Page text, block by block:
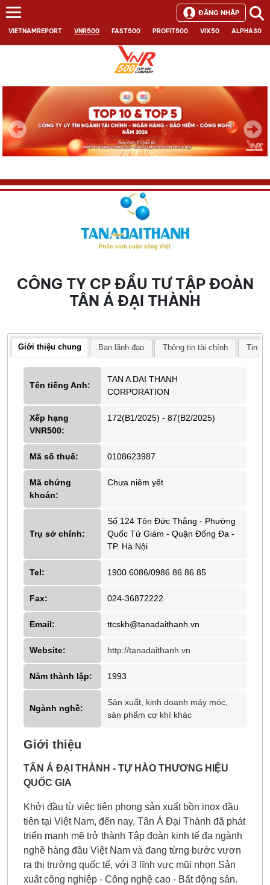
VIETNAMREPORT VNR500 FAST500 PROFIT500 VIX50 ALPHA30
ĐĂNG NHẬP
Next
CÔNG TY CP ĐẦU TƯ TẬP ĐOÀN
TÂN Á ĐẠI THÀNH
Giới thiệu chung Ban lãnh đạo Thông tin tài chính Tin
Tên tiếng Anh:
TAN A DAI THANH
CORPORATION
Xếp hạng
VNR500:
172(B1/2025) - 87(B2/2025)
Mã số thuế: 0108623987
Mã chứng
khoán:
Chưa niêm yết
Trụ sở chính:
Số 124 Tôn Đức Thắng - Phường
Quốc Tử Giám - Quận Đống Đa -
TP. Hà Nội
Tel: 1900 6086/0986 86 86 85
Fax: 024-36872222
Email: ttcskh@tanadaithanh.vn
Website: http://tanadaithanh.vn
Năm thành lập: 1993
Ngành nghề:
Sản xuất, kinh doanh máy móc,
sản phẩm cơ khí khác
Giới thiệu
TÂN Á ĐẠI THÀNH - TỰ HÀO THƯƠNG HIỆU
QUỐC GIA
Khởi đầu từ việc tiên phong sản xuất bồn inox đầu
tiên tại Việt Nam, đến nay, Tân Á Đại Thành đã phát
triển mạnh mẽ trở thành Tập đoàn kinh tế đa ngành
nghề hàng đầu Việt Nam và đang từng bước vươn
ra thị trường quốc tế, với 3 lĩnh vực mũi nhọn Sản
xuất công nghiệp - Công nghệ cao - Bất động sản.